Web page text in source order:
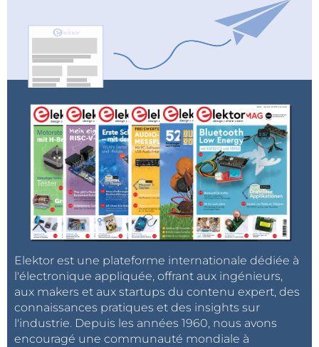
la sécurité et optimisant l’autonomie des véhicules
sur une flotte de modèles de plus en plus diversifiés.
Grâce à cette nouvelle offre, TI fournit aux ingénieurs
des solutions modulables et intégrées, déjà
défis de la mobilité sécurisée dans un monde en
pleine mutation.
Récapitulatif des caractéristiques et applications
Caractéristiques :
Lidar LMH13000 :Temps de montée ultra-
rapide (800 ps) et détection sur des
Horloges BAW : Oscillateur CDC6C-Q1 et
générateurs LMK3H0102-Q1/LMK3C0105-Q1
offrant une fiabilité 100 fois supérieure aux
horloges à quartz.
Elektor est une plateforme internationale dédiée à
l'électronique appliquée, offrant aux ingénieurs,
aux makers et aux startups du contenu expert, des
connaissances pratiques et des insights sur
l'industrie. Depuis les années 1960, nous avons
encouragé une communauté mondiale à